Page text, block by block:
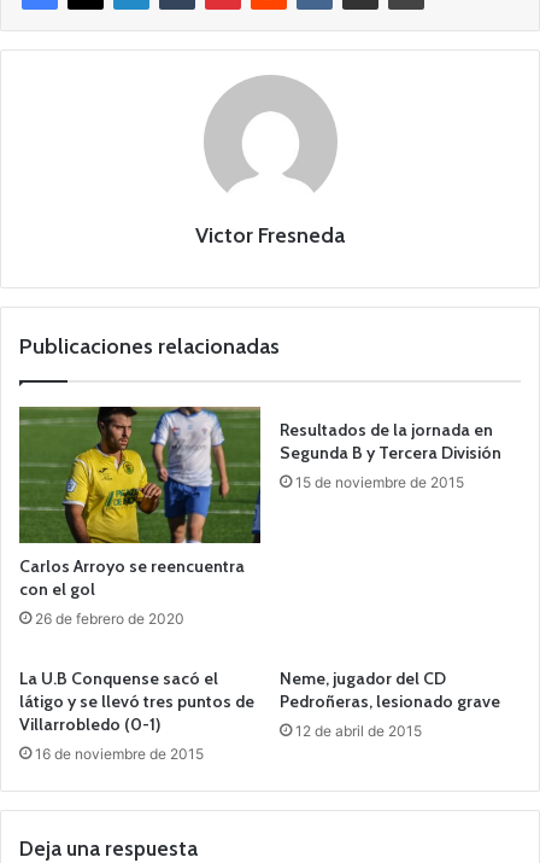
Victor Fresneda
Publicaciones relacionadas
Carlos Arroyo se reencuentra
con el gol
26 de febrero de 2020
Resultados de la jornada en
Segunda B y Tercera División
15 de noviembre de 2015
La U.B Conquense sacó el
látigo y se llevó tres puntos de
Villarrobledo (0-1)
16 de noviembre de 2015
Neme, jugador del CD
Pedroñeras, lesionado grave
12 de abril de 2015
Deja una respuesta